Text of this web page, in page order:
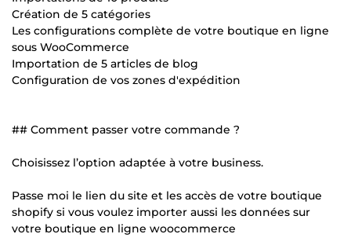
Création de 5 catégories
Les configurations complète de votre boutique en ligne
sous WooCommerce
Importation de 5 articles de blog
Configuration de vos zones d'expédition
## Comment passer votre commande ?
Choisissez l’option adaptée à votre business.
Passe moi le lien du site et les accès de votre boutique
shopify si vous voulez importer aussi les données sur
votre boutique en ligne woocommerce